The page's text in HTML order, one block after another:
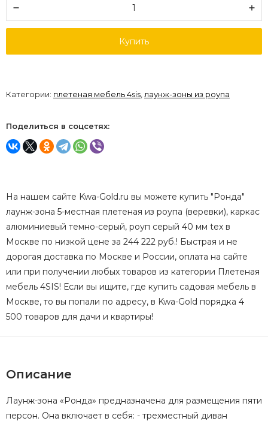
Купить
Категории: плетеная мебель 4sis,лаунж-зоны из роупа
Поделиться в соцсетях:
На нашем сайте Kwa-Gold.ru вы можете купить "Ронда"
лаунж-зона 5-местная плетеная из роупа (веревки), каркас
алюминиевый темно-серый, роуп серый 40 мм tex в
Москве по низкой цене за 244 222 руб.! Быстрая и не
дорогая доставка по Москве и России, оплата на сайте
или при получении любых товаров из категории Плетеная
мебель 4SIS! Если вы ищите, где купить садовая мебель в
Москве, то вы попали по адресу, в Kwa-Gold порядка 4
500 товаров для дачи и квартиры!
Описание
Лаунж-зона «Ронда» предназначена для размещения пяти
персон. Она включает в себя: - трехместный диван